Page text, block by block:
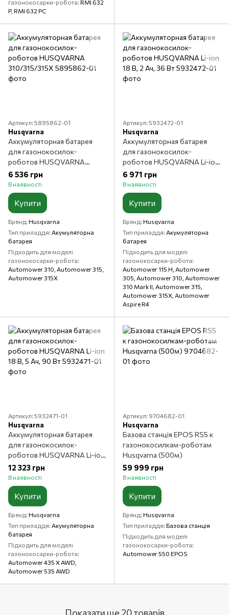
газонокосарки-робота RMI 632
P, RMI 632 PC
Артикул: 5895862-01
Husqvarna
Аккумуляторная батарея
для газонокосилок-
роботов HUSQVARNA
310/315/315Х
6 536 грн
В наявності
Купити
Бренд Husqvarna
Тип приладдя Акумуляторна
батарея
Підходить для моделі
газонокосарки-робота
Automower 310, Automower 315,
Automower 315X
Артикул: 5932472-01
Husqvarna
Аккумуляторная батарея
для газонокосилок-
роботов HUSQVARNA Li-ion
18 В, 2 Ач, 36 Вт
6 971 грн
В наявності
Купити
Бренд Husqvarna
Тип приладдя Акумуляторна
батарея
Підходить для моделі
газонокосарки-робота
Automower 115 H, Automower
305, Automower 310, Automower
310 Mark II, Automower 315,
Automower 315X, Automower
Aspire R4
Артикул: 5932471-01
Husqvarna
Аккумуляторная батарея
для газонокосилок-
роботов HUSQVARNA Li-ion
18 В, 5 Ач, 90 Вт
12 323 грн
В наявності
Купити
Бренд Husqvarna
Тип приладдя Акумуляторна
батарея
Підходить для моделі
газонокосарки-робота
Automower 435 X AWD,
Automower 535 AWD
Артикул: 9704682-01
Husqvarna
Базова станція EPOS RS5 к
газонокосилкам-роботам
Husqvarna (500м)
59 999 грн
В наявності
Купити
Бренд Husqvarna
Тип приладдя Базова станція
Підходить для моделі
газонокосарки-робота
Automower 550 EPOS
Показати ще 20 товарів